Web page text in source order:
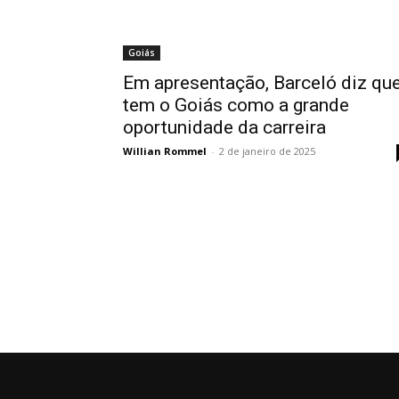
Goiás
Em apresentação, Barceló diz
tem o Goiás como a grande
oportunidade da carreira
Willian Rommel - 2 de janeiro de 2025